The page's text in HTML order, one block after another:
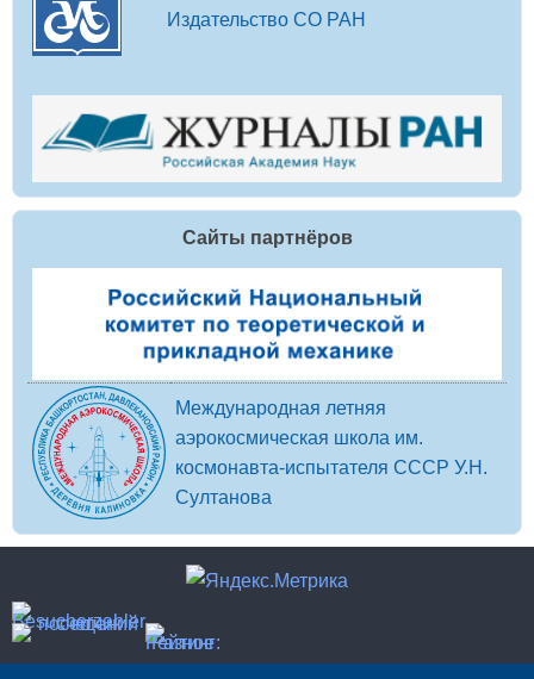
Издательство СО РАН
Сайты партнёров
Международная летняя
аэрокосмическая школа им.
космонавта-испытателя СССР У.Н.
Султанова